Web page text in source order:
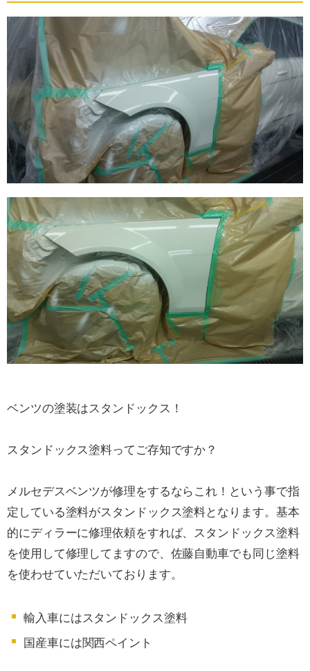
ベンツの塗装はスタンドックス！
スタンドックス塗料ってご存知ですか？
メルセデスベンツが修理をするならこれ！という事で指
定している塗料がスタンドックス塗料となります。基本
的にディラーに修理依頼をすれば、スタンドックス塗料
を使用して修理してますので、佐藤自動車でも同じ塗料
を使わせていただいております。
輸入車にはスタンドックス塗料
国産車には関西ペイント